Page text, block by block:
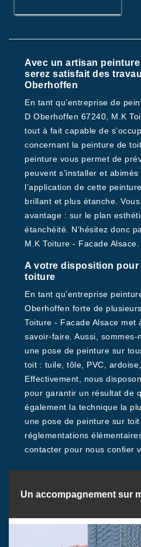
Avec un artisan
serez satisfait des
Oberhoffen
En tant qu’entreprise de
D Oberhoffen 67240, M.K
tout à fait capable de
concernant la peinture de
peinture vous permet de
peuvent s’installer et
l’application de cette
brillant et plus étanche.
avantage : sur le plan
étanchéité. N’hésitez donc
M.K Toiture - Facade Alsace.
A votre disposition
toiture
En tant qu’entreprise
Oberhoffen forte de
Toiture - Facade Alsace met
savoir-faire. Aussi, sommes-
une pose de peinture sur
toit : tuile, tôle, PVC,
Effectivement, nous
pour garantir un résultat de
également la technique la
une pose de peinture sur
réglementations
contacter pour nous confier
Un accompagnement sur